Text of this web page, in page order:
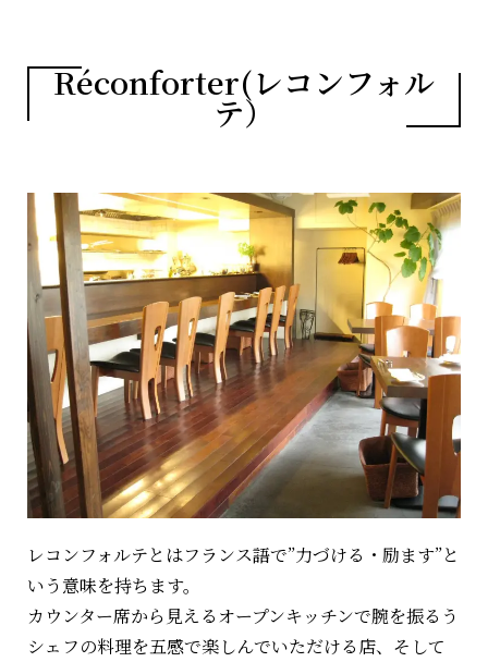
Réconforter(レコンフォル
テ）
レコンフォルテとはフランス語で”力づける・励ます”と
いう意味を持ちます。
カウンター席から見えるオープンキッチンで腕を振るう
シェフの料理を五感で楽しんでいただける店、そして